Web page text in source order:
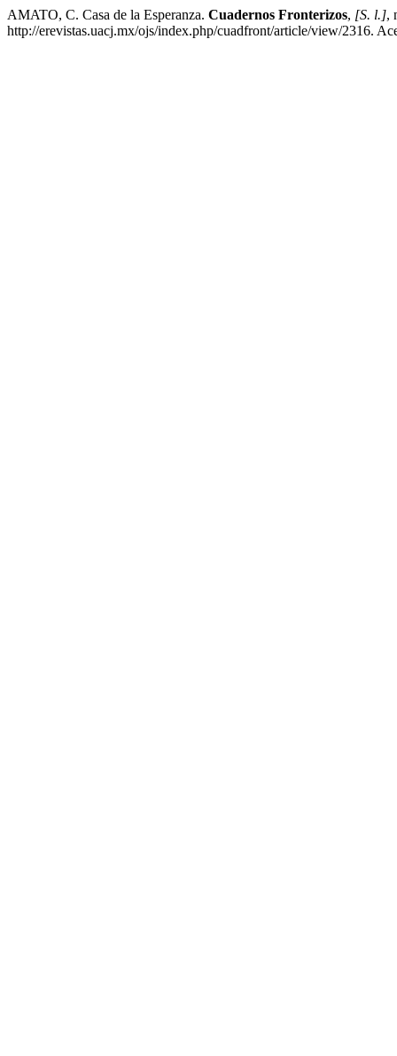
AMATO, C. Casa de la Esperanza. Cuadernos Fronterizos, [S. l.],
http://erevistas.uacj.mx/ojs/index.php/cuadfront/article/view/2316.